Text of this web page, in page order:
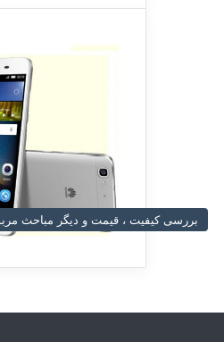
بررسی کیفیت ، قیمت و دیگر مباحث